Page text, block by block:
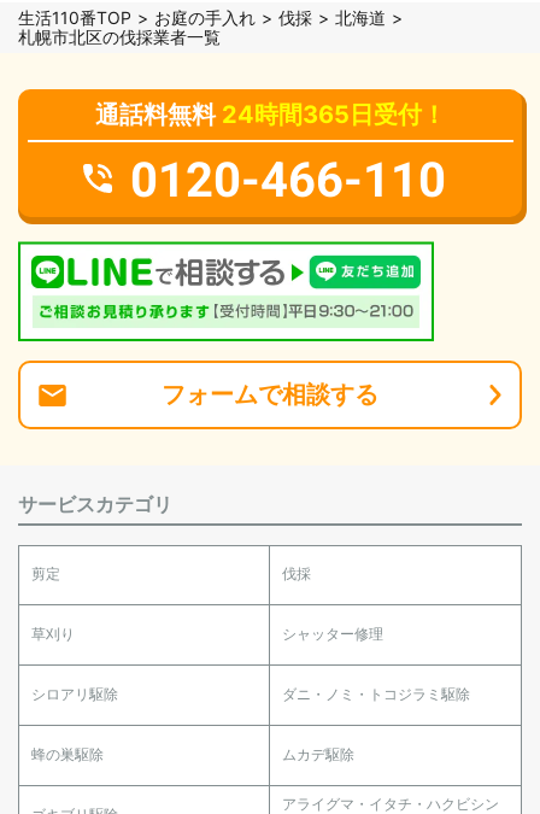
生活110番TOP お庭の手入れ 伐採
北海道
札幌市北区の伐採業者一覧
通話料無料 24時間365日受付！
0120-466-110
フォームで相談する
サービスカテゴリ
剪定 伐採
草刈り シャッター修理
シロアリ駆除 ダニ・ノミ・トコジラミ駆除
蜂の巣駆除 ムカデ駆除
アライグマ・イタチ・ハクビシン